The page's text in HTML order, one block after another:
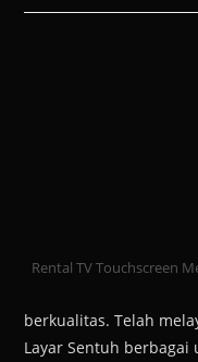
Rental TV Touchscreen
berkualitas. Telah
Layar Sentuh berbagai